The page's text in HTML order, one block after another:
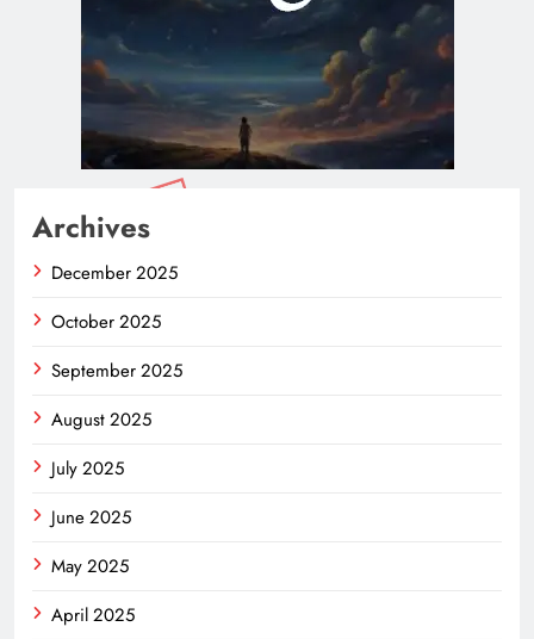
Archives
December 2025
October 2025
September 2025
August 2025
July 2025
June 2025
May 2025
April 2025